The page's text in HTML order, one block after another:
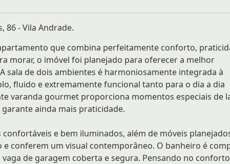
86 - Vila Andrade.
que combina perfeitamente conforto,
morar, o imóvel foi planejado para oferecer a melhor
sala de dois ambientes é harmoniosamente integrada à
fluido e extremamente funcional tanto para o dia a dia
varanda gourmet proporciona momentos especiais de
ainda mais praticidade.
e bem iluminados, além de móveis
conferem um visual contemporâneo. O banheiro é
de garagem coberta e segura. Pensando no